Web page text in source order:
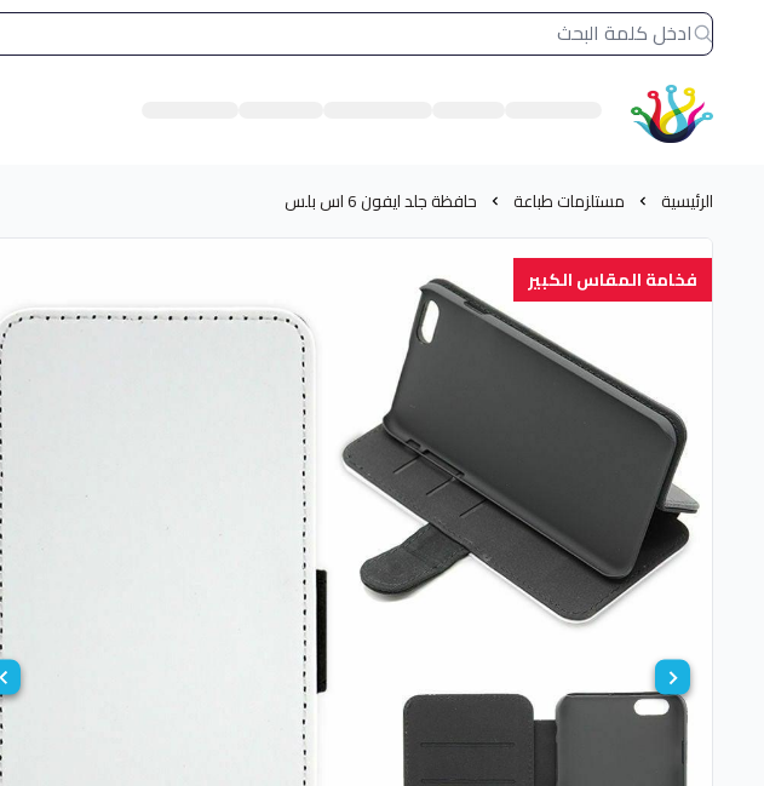
الشرق النادر بيع مستلزمات طباعة حرارية
الرئيسية مستلزمات طباعة حافظة جلد ايفون 6 اس بلس
فخامة المقاس الكبير